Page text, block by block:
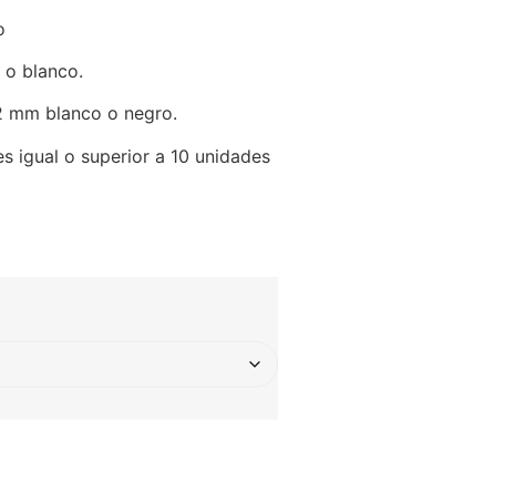
blanco.
mm blanco o negro.
igual o superior a 10 unidades